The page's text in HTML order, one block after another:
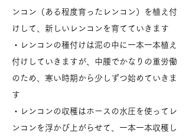
ンコン（ある程度育ったレンコン）を植え付
けして、新しいレンコンを育てていきます
・レンコンの種付けは泥の中に一本一本植え
付けしていきますが、中腰でかなりの重労働
のため、寒い時期から少しずつ始めていきま
す
・レンコンの収穫はホースの水圧を使ってレ
ンコンを浮かび上がらせて、一本一本収穫し